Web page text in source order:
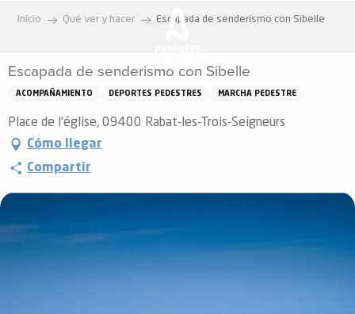
principal
Inicio Qué ver y hacer Escapada de senderismo con Sibelle
Escapada de senderismo con Sibelle
ACOMPAÑAMIENTO DEPORTES PEDESTRES MARCHA PEDESTRE
Place de l'église, 09400 Rabat-les-Trois-Seigneurs
Cómo llegar
Compartir